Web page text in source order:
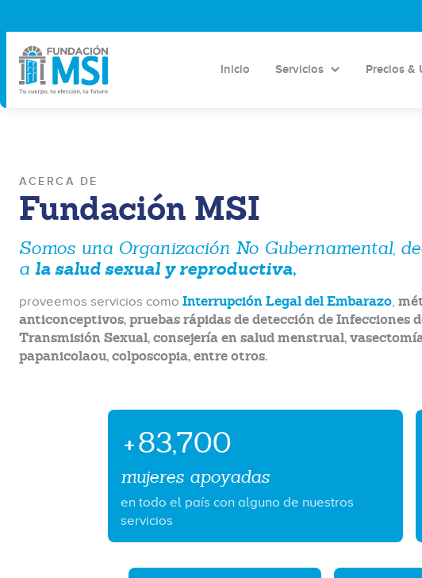
Inicio Servicios Precios &
ACERCA DE
Fundación MSI
Somos una Organización No Gubernamental,
a la salud sexual y reproductiva,
proveemos servicios como Interrupción Legal del Embarazo,
anticonceptivos, pruebas rápidas de detección de Infecciones
Transmisión Sexual, consejería en salud menstrual,
papanicolaou, colposcopia, entre otros.
+83,700
mujeres apoyadas
en todo el país con alguno de nuestros
servicios